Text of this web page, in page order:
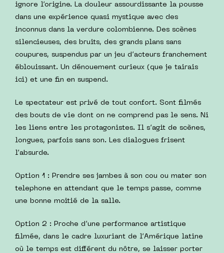
ignore l’origine. La douleur assourdissante la pousse
dans une expérience quasi mystique avec des
inconnus dans la verdure colombienne. Des scènes
silencieuses, des bruits, des grands plans sans
coupures, suspendus par un jeu d’acteurs franchement
éblouissant. Un dénouement curieux (que je tairais
ici) et une fin en suspend.
Le spectateur est privé de tout confort. Sont filmés
des bouts de vie dont on ne comprend pas le sens. Ni
les liens entre les protagonistes. Il s’agit de scènes,
longues, parfois sans son. Les dialogues frisent
l’absurde.
Option 1 : Prendre ses jambes à son cou ou mater son
telephone en attendant que le temps passe, comme
une bonne moitié de la salle.
Option 2 : Proche d’une performance artistique
filmée, dans le cadre luxuriant de l’Amérique latine
où le temps est différent du nôtre, se laisser porter